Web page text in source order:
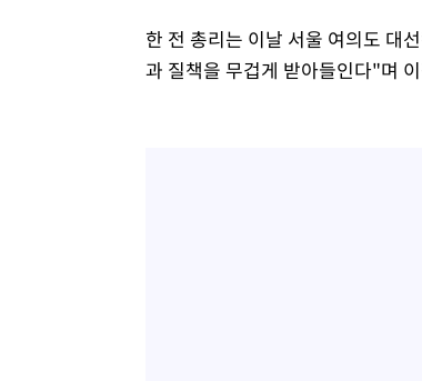
한 전 총리는 이날 서울 여의도 대
과 질책을 무겁게 받아들인다"며